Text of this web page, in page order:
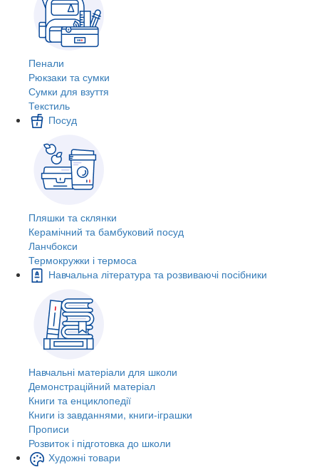
Пенали
Рюкзаки та сумки
Сумки для взуття
Текстиль
Посуд
Пляшки та склянки
Керамічний та бамбуковий посуд
Ланчбокси
Термокружки і термоса
Навчальна література та розвиваючі посібники
Навчальні матеріали для школи
Демонстраційний матеріал
Книги та енциклопедії
Книги із завданнями, книги-іграшки
Прописи
Розвиток і підготовка до школи
Художні товари